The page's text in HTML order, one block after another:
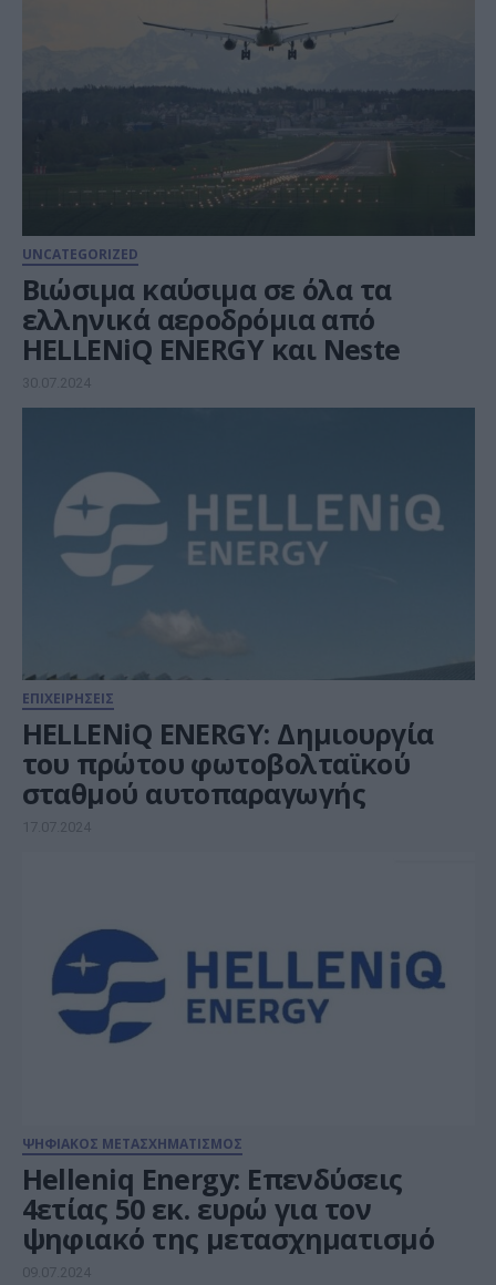
UNCATEGORIZED
Βιώσιμα καύσιμα σε όλα τα
ελληνικά αεροδρόμια από
HELLENiQ ENERGY και Neste
30.07.2024
ΕΠΙΧΕΙΡΗΣΕΙΣ
HELLENiQ ENERGΥ: Δημιουργία
του πρώτου φωτοβολταϊκού
σταθμού αυτοπαραγωγής
17.07.2024
ΨΗΦΙΑΚΟΣ ΜΕΤΑΣΧΗΜΑΤΙΣΜΟΣ
Helleniq Energy: Επενδύσεις
4ετίας 50 εκ. ευρώ για τον
ψηφιακό της μετασχηματισμό
09.07.2024